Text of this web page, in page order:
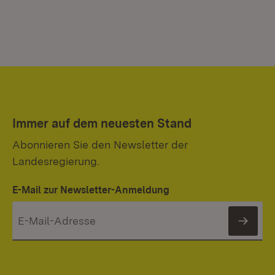
Immer auf dem neuesten Stand
Abonnieren Sie den Newsletter der
Landesregierung.
E-Mail zur Newsletter-Anmeldung